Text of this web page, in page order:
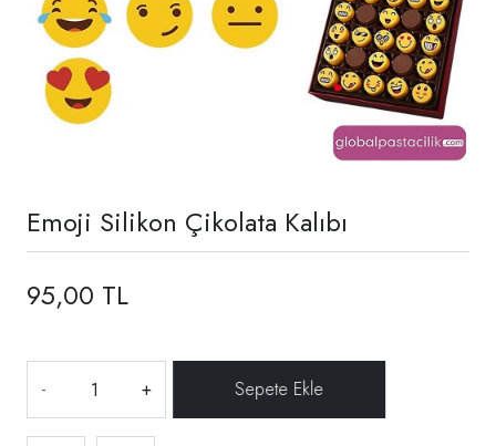
Emoji Silikon Çikolata Kalıbı
95,00 TL
- +